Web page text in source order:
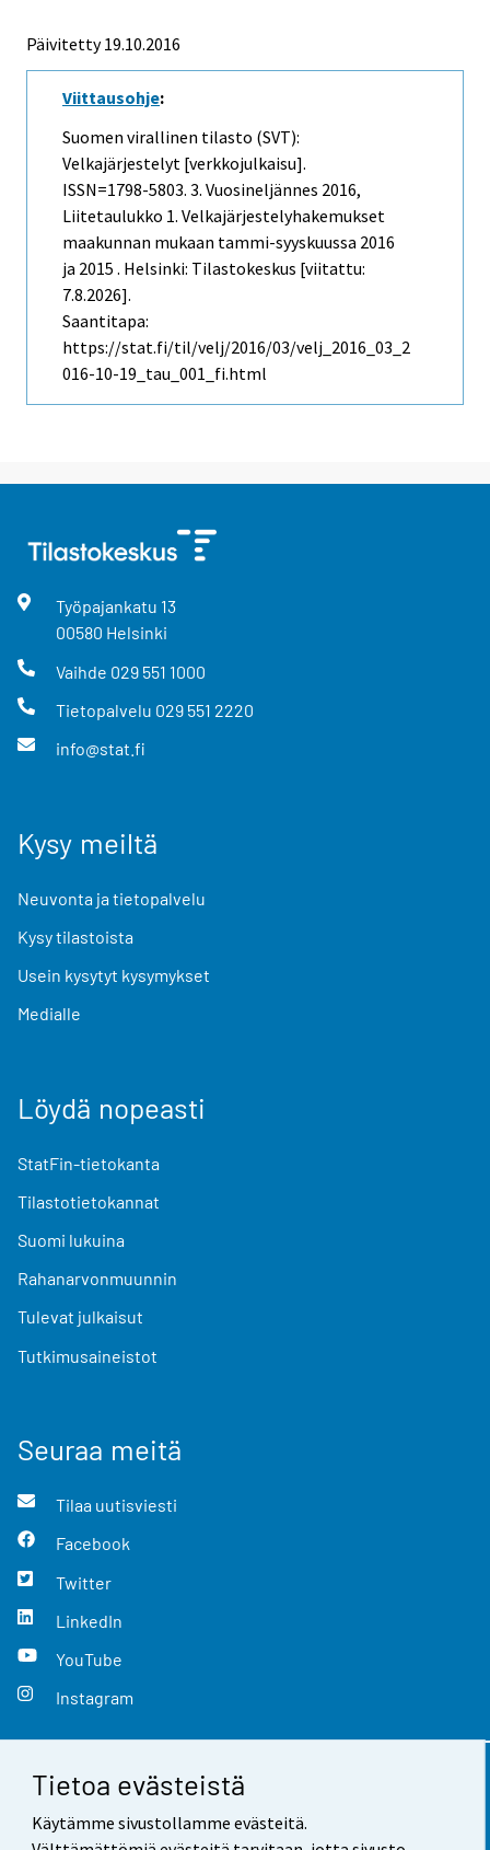
Tietoa evästeistä
Käytämme sivustollamme evästeitä.
Päivitetty 19.10.2016
Viittausohje:
Suomen virallinen tilasto (SVT):
Velkajärjestelyt [verkkojulkaisu].
ISSN=1798-5803. 3. Vuosineljännes 2016,
Liitetaulukko 1. Velkajärjestelyhakemukset
maakunnan mukaan tammi-syyskuussa 2016
ja 2015 . Helsinki: Tilastokeskus [viitattu:
7.8.2026].
Saantitapa:
https://stat.fi/til/velj/2016/03/velj_2016_03_2
016-10-19_tau_001_fi.html
Työpajankatu 13
00580 Helsinki
Vaihde 029 551 1000
Tietopalvelu 029 551 2220
info@stat.fi
Kysy meiltä
Neuvonta ja tietopalvelu
Kysy tilastoista
Usein kysytyt kysymykset
Medialle
Löydä nopeasti
StatFin-tietokanta
Tilastotietokannat
Suomi lukuina
Rahanarvonmuunnin
Tulevat julkaisut
Tutkimusaineistot
Seuraa meitä
Tilaa uutisviesti
Facebook
Twitter
LinkedIn
YouTube
Instagram
Yhteystiedot
Palaute